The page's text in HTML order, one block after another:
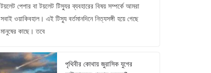
টয়লেট পেপার বা টয়লেট টিস্যুর ব্যবহারের বিষয় সম্পর্কে আমরা
সবাই ওয়াকিবহাল। এই টিস্যু বর্তমানদিনে নিত্যসঙ্গী হয়ে গেছে
মানুষের কাছে। তবে
পৃথিবীর কোথায় জুরাসিক যুগের